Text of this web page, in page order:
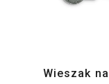
Wieszak